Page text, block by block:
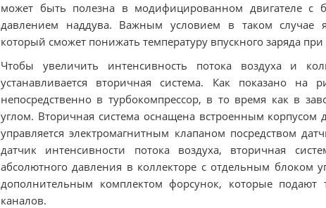
может быть полезна в модифицированном двигателе с
давлением наддува. Важным условием в таком случае
который сможет понижать температуру впускного заряда
Чтобы увеличить интенсивность потока воздуха и
устанавливается вторичная система. Как показано на
непосредственно в турбокомпрессор, в то время как в
углом. Вторичная система оснащена встроенным корпусом
управляется электромагнитным клапаном посредством
датчик интенсивности потока воздуха, вторичная
абсолютного давления в коллекторе с отдельным блоком
дополнительным комплектом форсунок, которые подают
каналов.